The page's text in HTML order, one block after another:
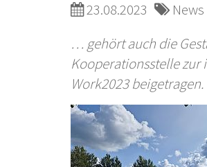
23.08.2023
News
… gehört auch die
Kooperationsstelle
Work2023 beigetragen.